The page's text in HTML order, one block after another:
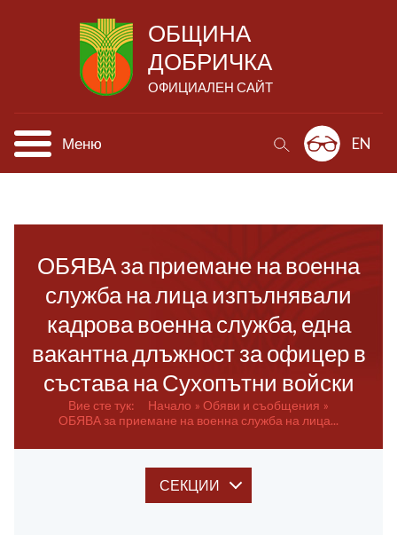
ОБЩИНА
ДОБРИЧКА
ОФИЦИАЛЕН САЙТ
Меню EN
ОБЯВА за приемане на военна
служба на лица изпълнявали
кадрова военна служба, една
вакантна длъжност за офицер в
състава на Сухопътни войски
Вие сте тук: Начало
Обяви и съобщения
ОБЯВА за приемане на военна служба на лица...
СЕКЦИИ